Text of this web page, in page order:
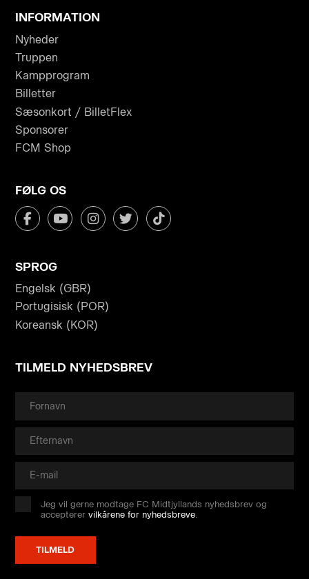
INFORMATION
Nyheder
Truppen
Kampprogram
Billetter
Sæsonkort / BilletFlex
Sponsorer
FCM Shop
FØLG OS
SPROG
Engelsk (GBR)
Portugisisk (POR)
Koreansk (KOR)
TILMELD NYHEDSBREV
Jeg vil gerne modtage FC Midtjyllands nyhedsbrev og
accepterervilkårene for nyhedsbreve